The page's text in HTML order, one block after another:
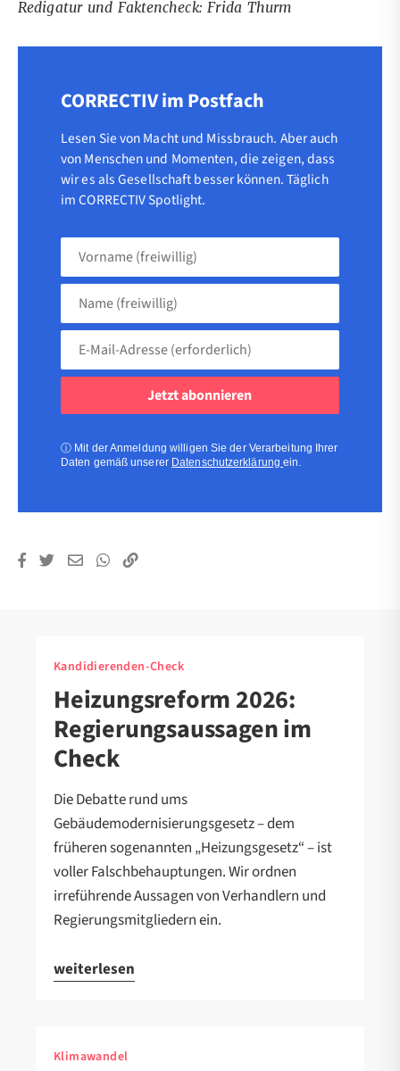
Redigatur und Faktencheck: Frida Thurm
CORRECTIV im Postfach
Lesen Sie von Macht und Missbrauch. Aber auch
von Menschen und Momenten, die zeigen, dass
wir es als Gesellschaft besser können. Täglich
im CORRECTIV Spotlight.
Vorname
Name
(freiwillig)
Adresse
ⓘ Mit der Anmeldung willigen Sie der Verarbeitung Ihrer
Daten gemäß unserer Datenschutzerklärungein.
Kandidierenden-Check
Heizungsreform 2026:
Regierungsaussagen im
Check
Die Debatte rund ums
Gebäudemodernisierungsgesetz – dem
früheren sogenannten „Heizungsgesetz“ – ist
voller Falschbehauptungen. Wir ordnen
irreführende Aussagen von Verhandlern und
Regierungsmitgliedern ein.
weiterlesen
Klimawandel